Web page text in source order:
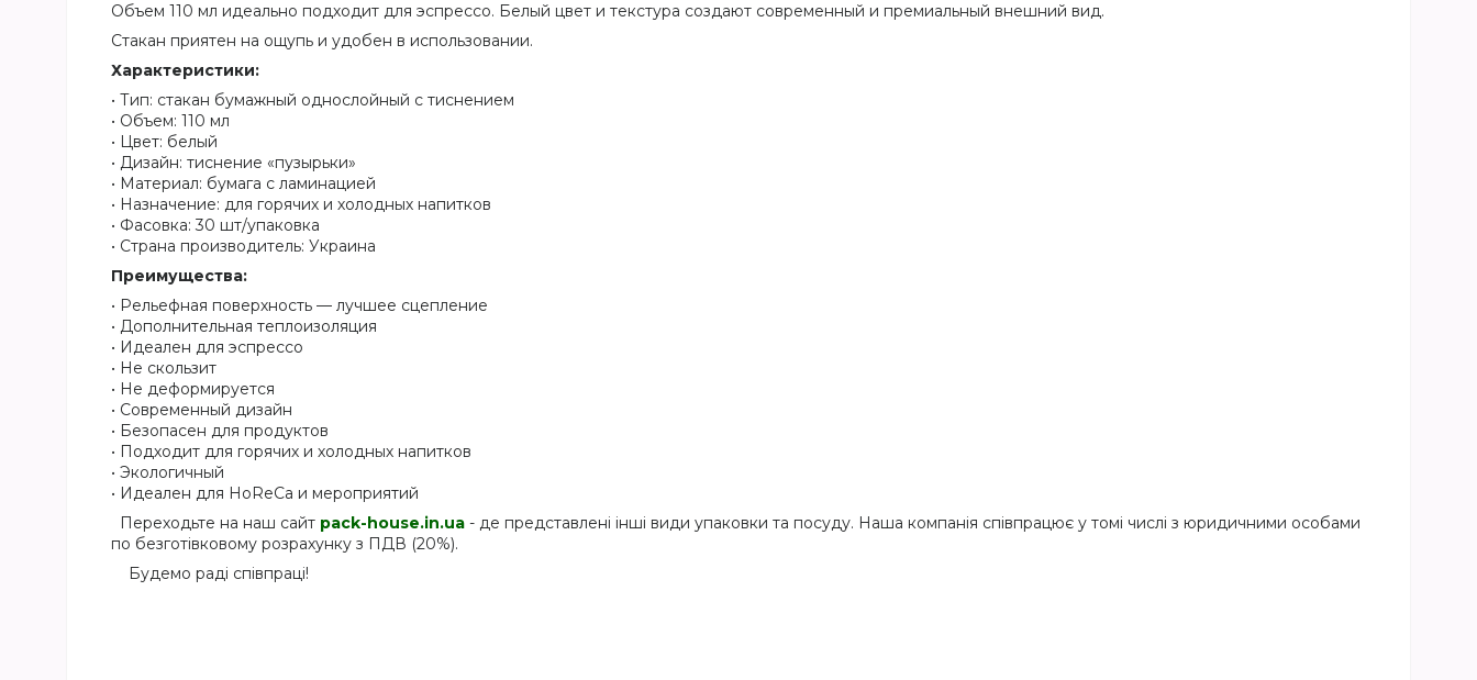
Объем 110 мл идеально подходит для эспрессо. Белый цвет и текстура создают современный и премиальный внешний вид.
Стакан приятен на ощупь и удобен в использовании.
Характеристики:
• Тип: стакан бумажный однослойный с тиснением
• Объем: 110 мл
• Цвет: белый
• Дизайн: тиснение «пузырьки»
• Материал: бумага с ламинацией
• Назначение: для горячих и холодных напитков
• Фасовка: 30 шт/упаковка
• Страна производитель: Украина
Преимущества:
• Рельефная поверхность — лучшее сцепление
• Дополнительная теплоизоляция
• Идеален для эспрессо
• Не скользит
• Не деформируется
• Современный дизайн
• Безопасен для продуктов
• Подходит для горячих и холодных напитков
• Экологичный
• Идеален для HoReCa и мероприятий
Переходьте на наш сайт pack-house.in.ua - де представлені інші види упаковки та посуду. Наша компанія співпрацює у томі числі з юридичними особами
по безготівковому розрахунку з ПДВ (20%).
Будемо раді співпраці!